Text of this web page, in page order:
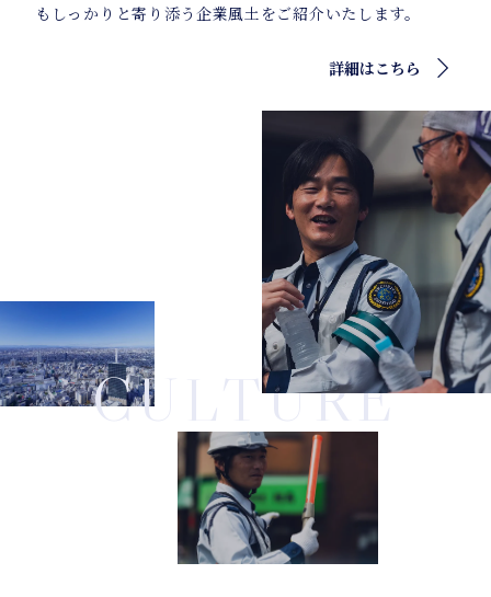
もしっかりと寄り添う企業風土をご紹介いたします。
詳細はこちら
CULTURE